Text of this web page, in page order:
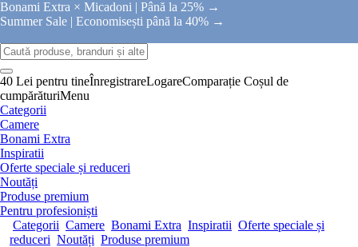
Bonami Extra × Micadoni | Până la 25% →
Summer Sale | Economisești până la 40% →
40 Lei pentru tineÎnregistrareLogareComparație Coșul de
cumpărăturiMenu
Categorii
Camere
Bonami Extra
Inspiratii
Oferte speciale și reduceri
Noutăți
Produse premium
Pentru profesioniști
Categorii Camere Bonami Extra Inspiratii Oferte speciale și
reduceri Noutăți Produse premium